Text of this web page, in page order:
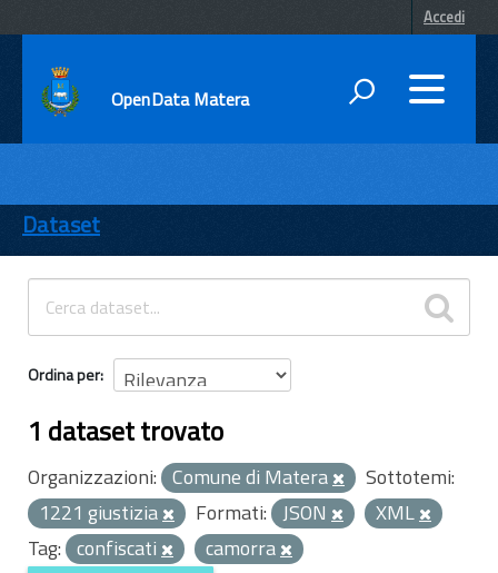
Accedi
OpenData Matera
ENTI
TEMI
INFORMAZIONI
Dataset
Ordina per
1 dataset trovato
Organizzazioni: Comune di Matera
Sottotemi:
1221 giustizia
Formati: JSON
XML
Tag: confiscati camorra